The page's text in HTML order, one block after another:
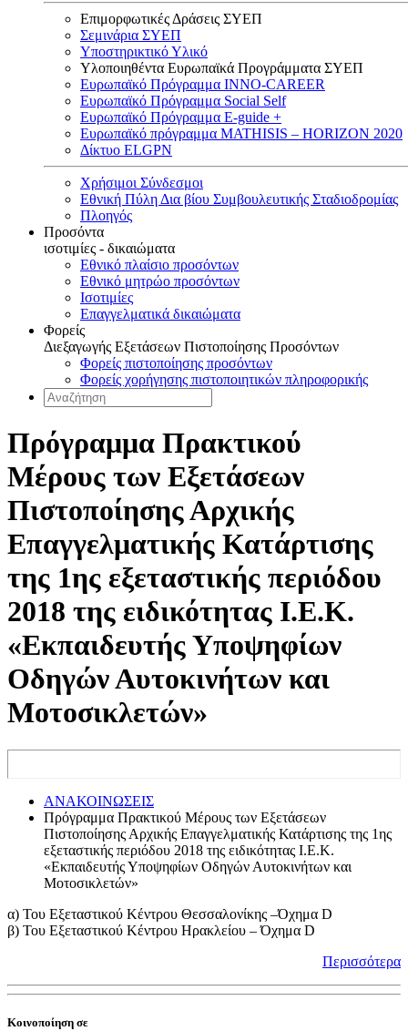
Επιμορφωτικές Δράσεις ΣΥΕΠ
Σεμινάρια ΣΥΕΠ
Υποστηρικτικό Υλικό
Υλοποιηθέντα Ευρωπαϊκά Προγράμματα ΣΥΕΠ
Ευρωπαϊκό Πρόγραμμα INNO-CAREER
Ευρωπαϊκό Πρόγραμμα Social Self
Ευρωπαϊκό Πρόγραμμα E-guide +
Ευρωπαϊκό πρόγραμμα MATHISIS – HORIZON 2020
Δίκτυο ELGPN
Χρήσιμοι Σύνδεσμοι
Εθνική Πύλη Δια βίου Συμβουλευτικής Σταδιοδρομίας
Πλοηγός
Προσόντα
ισοτιμίες - δικαιώματα
Εθνικό πλαίσιο προσόντων
Εθνικό μητρώο προσόντων
Ισοτιμίες
Επαγγελματικά δικαιώματα
Φορείς
Διεξαγωγής Εξετάσεων Πιστοποίησης Προσόντων
Φορείς πιστοποίησης προσόντων
Φορείς χορήγησης πιστοποιητικών πληροφορικής
Πρόγραμμα Πρακτικού
Μέρους των Εξετάσεων
Πιστοποίησης Αρχικής
Επαγγελματικής Κατάρτισης
της 1ης εξεταστικής περιόδου
2018 της ειδικότητας Ι.Ε.Κ.
«Εκπαιδευτής Υποψηφίων
Οδηγών Αυτοκινήτων και
Μοτοσικλετών»
ΑΝΑΚΟΙΝΩΣΕΙΣ
Πρόγραμμα Πρακτικού Μέρους των Εξετάσεων
Πιστοποίησης Αρχικής Επαγγελματικής Κατάρτισης της 1ης
εξεταστικής περιόδου 2018 της ειδικότητας Ι.Ε.Κ.
«Εκπαιδευτής Υποψηφίων Οδηγών Αυτοκινήτων και
Μοτοσικλετών»
α) Του Εξεταστικού Κέντρου Θεσσαλονίκης –Όχημα D
β) Του Εξεταστικού Κέντρου Ηρακλείου – Όχημα D
Περισσότερα
Κοινοποίηση σε